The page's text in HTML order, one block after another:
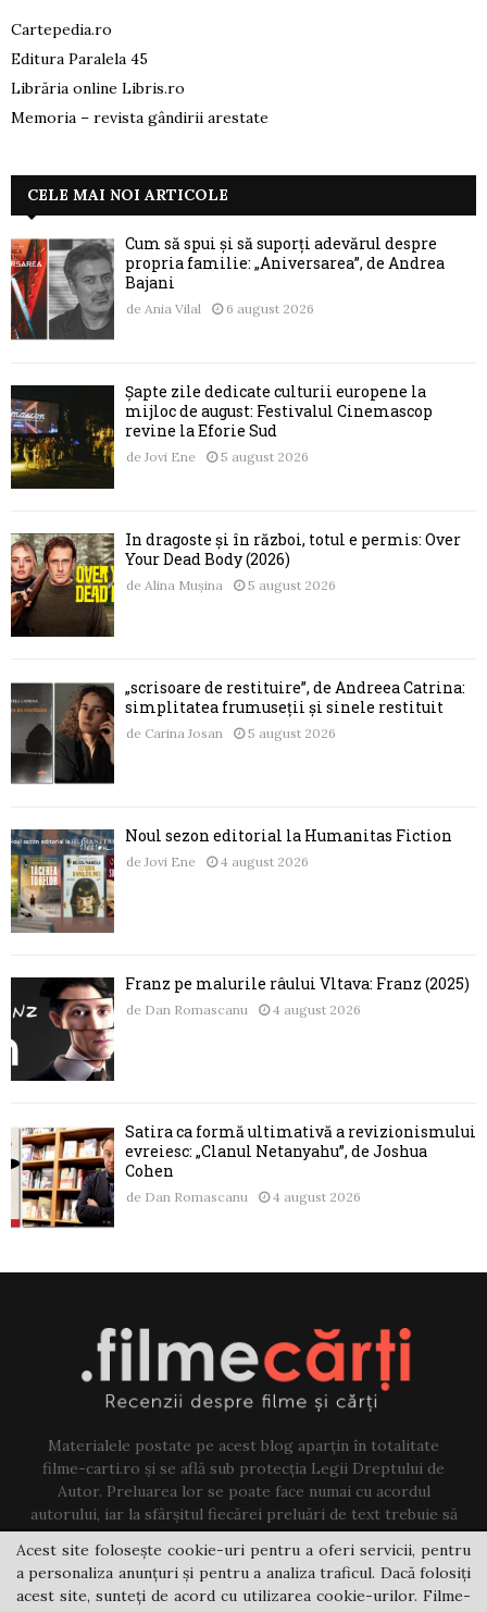
Cartepedia.ro
Editura Paralela 45
Librăria online Libris.ro
Memoria – revista gândirii arestate
CELE MAI NOI ARTICOLE
Cum să spui și să suporți adevărul despre
propria familie: „Aniversarea”, de Andrea
Bajani
de Ania Vilal 6 august 2026
Șapte zile dedicate culturii europene la
mijloc de august: Festivalul Cinemascop
revine la Eforie Sud
de Jovi Ene 5 august 2026
În dragoste și în război, totul e permis: Over
Your Dead Body (2026)
de Alina Mușina 5 august 2026
„scrisoare de restituire”, de Andreea Catrina:
simplitatea frumuseții și sinele restituit
de Carina Josan 5 august 2026
Noul sezon editorial la Humanitas Fiction
de Jovi Ene 4 august 2026
Franz pe malurile râului Vltava: Franz (2025)
de Dan Romascanu 4 august 2026
Satira ca formă ultimativă a revizionismului
evreiesc: „Clanul Netanyahu”, de Joshua
Cohen
de Dan Romascanu 4 august 2026
Materialele postate pe acest blog aparțin în totalitate
filme-carti.ro și se află sub protecția Legii Dreptului de
Autor. Preluarea lor se poate face numai cu acordul
autorului, iar la sfârșitul fiecărei preluări de text trebuie să
existe un link către acest blog.
Contact us:jovi@filme-carti.ro
Acest site folosește cookie-uri pentru a oferi servicii, pentru
a personaliza anunțuri și pentru a analiza traficul. Dacă folosiți
acest site, sunteți de acord cu utilizarea cookie-urilor. Filme-